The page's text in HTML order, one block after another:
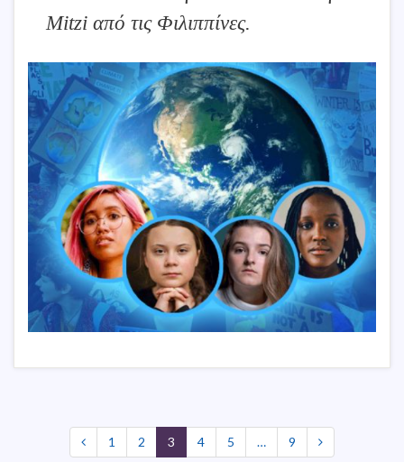
Mitzi από τις Φιλιππίνες.
1 2 3 4 5 … 9